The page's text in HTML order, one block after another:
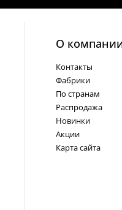
О
Контакты
Фабрики
По странам
Распродажа
Новинки
Акции
Карта сайта